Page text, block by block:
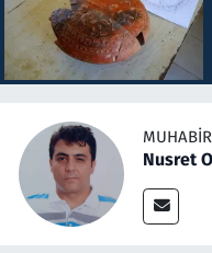
MUHABIR
Nusret